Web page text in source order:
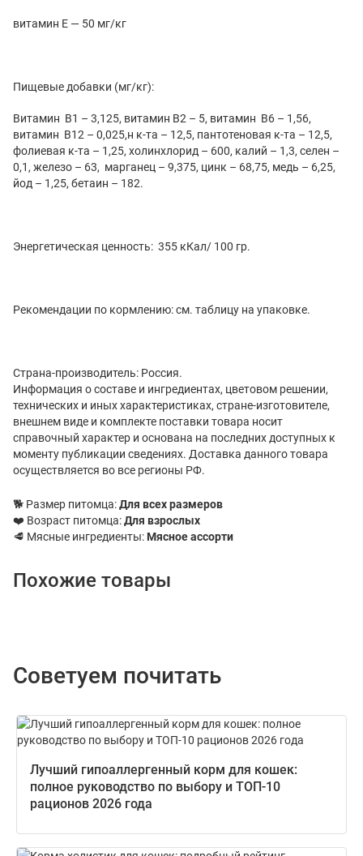
витамин Е — 50 мг/кг
Пищевые добавки (мг/кг):
Витамин B1 – 3,125, витамин B2 – 5, витамин B6 – 1,56,
витамин B12 – 0,025,н к-та – 12,5, пантотеновая к-та – 12,5,
фолиевая к-та – 1,25, холинхлорид – 600, калий – 1,3, селен –
0,1, железо – 63, марганец – 9,375, цинк – 68,75, медь – 6,25,
йод – 1,25, бетаин – 182.
Энергетическая ценность: 355 кКал/ 100 гр.
Рекомендации по кормлению: см. таблицу на упаковке.
Страна-производитель: Россия.
Информация о составе и ингредиентах, цветовом решении,
технических и иных характеристиках, стране-изготовителе,
внешнем виде и комплекте поставки товара носит
справочный характер и основана на последних доступных к
моменту публикации сведениях. Доставка данного товара
осуществляется во все регионы РФ.
🐕 Размер питомца:Для всех размеров
❤️ Возраст питомца:Для взрослых
🥩 Мясные ингредиенты: Мясное ассорти
Похожие товары
Советуем почитать
Лучший гипоаллергенный корм для кошек:
полное руководство по выбору и ТОП-10
рационов 2026 года